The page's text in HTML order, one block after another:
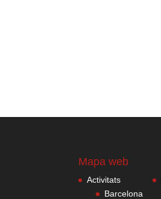
Mapa web
Activitats
Barcelona